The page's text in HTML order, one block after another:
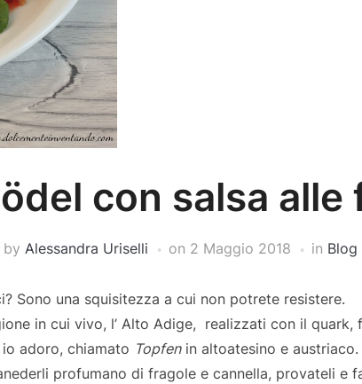
con salsa alle
by Alessandra Uriselli on 2 Maggio 2018 in Blog
Sono una squisitezza a cui non potrete resistere.
in cui vivo, l’ Alto Adige, realizzati con il quark,
adoro, chiamato Topfenin altoatesino e austriaco.
profumano di fragole e cannella, provateli e